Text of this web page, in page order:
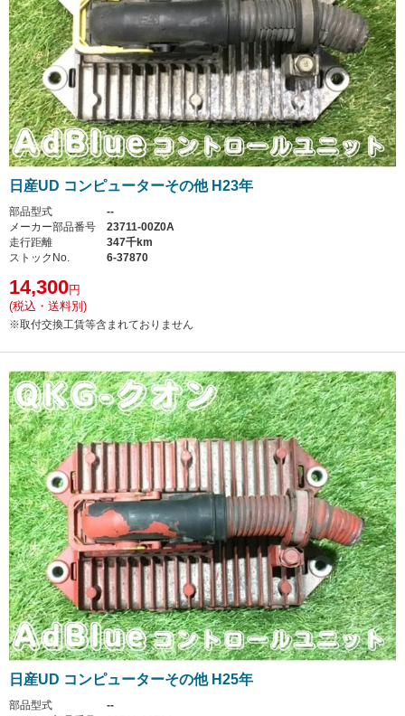
日産UD コンピューターその他 H23年
部品型式
--
メーカー部品番号
23711-00Z0A
走行距離
347千km
ストックNo.
6-37870
14,300円
(税込・送料別)
※取付交換工賃等含まれておりません
日産UD コンピューターその他 H25年
部品型式
--